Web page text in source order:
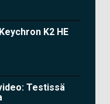
K2 HE
Testissä